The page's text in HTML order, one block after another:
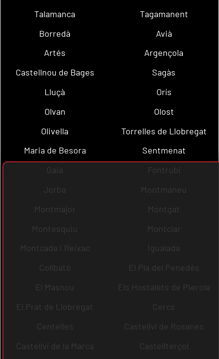
Talamanca
Tagamanent
Borredà
Avià
Artés
Argençola
Castellnou de Bages
Sagàs
Lluçà
Orís
Olvan
Olost
Olivella
Torrelles de Llobregat
Maria de Besora
Sentmenat
Gaià
Fontrubí
Jorba
Montmaneu
Montmajor
Montgat
Montesquiu
Montclar
Montcada i Reixac
Igualada
Collbató
El Pla del Penedès
El Masnou
Els Hostalets de Pierola
El Prat de Llobregat
Cercs
Centelles
Castellví de Rosanes
Castellví de la Marca
Castellterçol